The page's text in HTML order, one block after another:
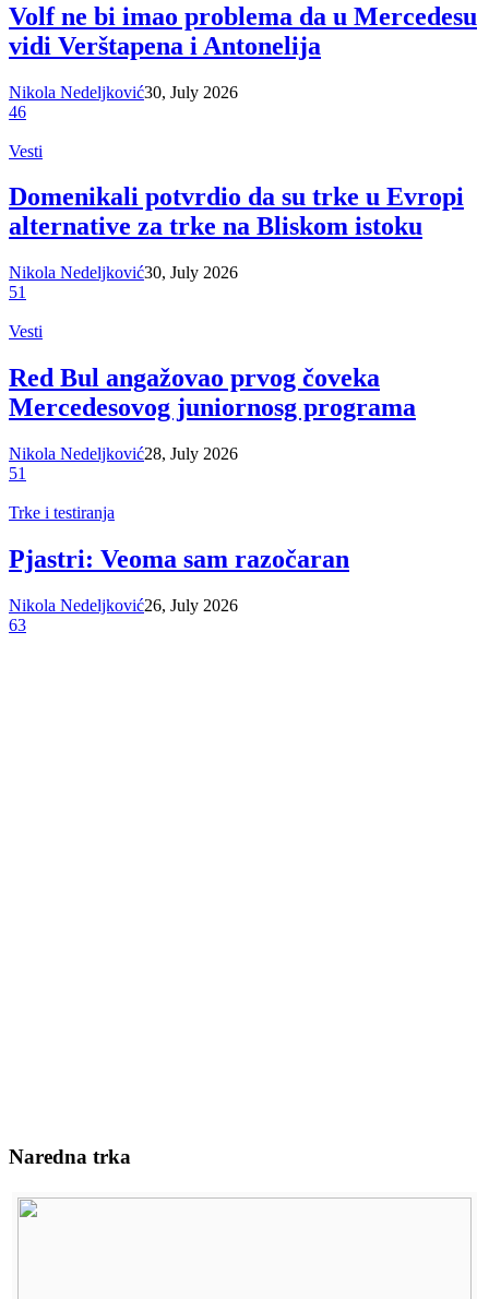
Volf ne bi imao problema da u Mercedesu
vidi Verštapena i Antonelija
Nikola Nedeljković30, July 2026
46
Vesti
Domenikali potvrdio da su trke u Evropi
alternative za trke na Bliskom istoku
Nikola Nedeljković30, July 2026
51
Vesti
Red Bul angažovao prvog čoveka
Mercedesovog juniornosg programa
Nikola Nedeljković28, July 2026
51
Trke i testiranja
Pjastri: Veoma sam razočaran
Nikola Nedeljković26, July 2026
63
Naredna trka